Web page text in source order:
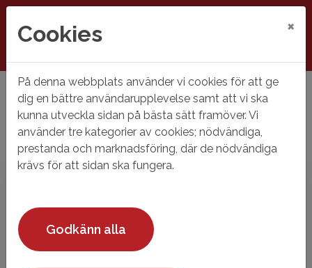
Hem Mina sidor
Mina sidor
Mobilt BankID
Starta Mobilt BankID
Cookies ×
På denna webbplats använder vi cookies för att ge
dig en bättre användarupplevelse samt att vi ska
kunna utveckla sidan på bästa sätt framöver. Vi
använder tre kategorier av cookies; nödvändiga,
prestanda och marknadsföring, där de nödvändiga
krävs för att sidan ska fungera.
Godkänn alla